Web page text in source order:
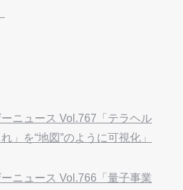
ニュース Vol.767「テラヘル
」を“地図”のように可視化」
ニュース Vol.766「量子事業